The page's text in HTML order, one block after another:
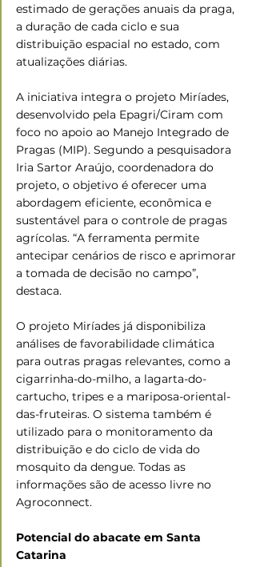
estimado de gerações anuais da praga,
a duração de cada ciclo e sua
distribuição espacial no estado, com
atualizações diárias.
A iniciativa integra o projeto Miríades,
desenvolvido pela Epagri/Ciram com
foco no apoio ao Manejo Integrado de
Pragas (MIP). Segundo a pesquisadora
Iria Sartor Araújo, coordenadora do
projeto, o objetivo é oferecer uma
abordagem eficiente, econômica e
sustentável para o controle de pragas
agrícolas. “A ferramenta permite
antecipar cenários de risco e aprimorar
a tomada de decisão no campo”,
destaca.
O projeto Miríades já disponibiliza
análises de favorabilidade climática
para outras pragas relevantes, como a
cigarrinha-do-milho, a lagarta-do-
cartucho, tripes e a mariposa-oriental-
das-fruteiras. O sistema também é
utilizado para o monitoramento da
distribuição e do ciclo de vida do
mosquito da dengue. Todas as
informações são de acesso livre no
Agroconnect.
Potencial do abacate em Santa
Catarina